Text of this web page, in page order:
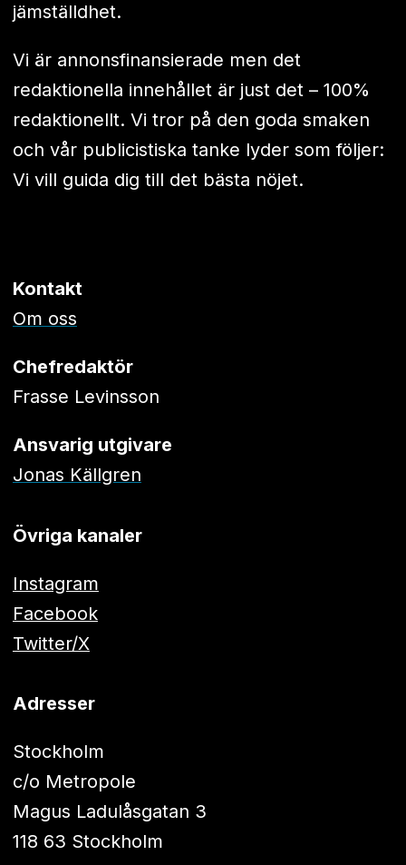
jämställdhet.
Vi är annonsfinansierade men det
redaktionella innehållet är just det – 100%
redaktionellt. Vi tror på den goda smaken
och vår publicistiska tanke lyder som följer:
Vi vill guida dig till det bästa nöjet.
Kontakt
Om oss
Chefredaktör
Frasse Levinsson
Ansvarig utgivare
Jonas Källgren
Övriga kanaler
Instagram
Facebook
Twitter/X
Adresser
Stockholm
c/o Metropole
Magus Ladulåsgatan 3
118 63 Stockholm